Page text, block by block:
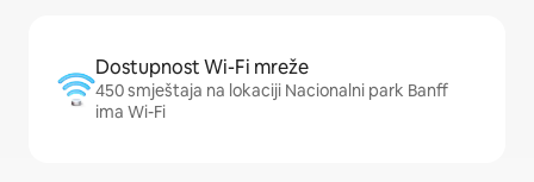
Dostupnost Wi-Fi mreže
450 smještaja na lokaciji Nacionalni park Banff
ima Wi-Fi